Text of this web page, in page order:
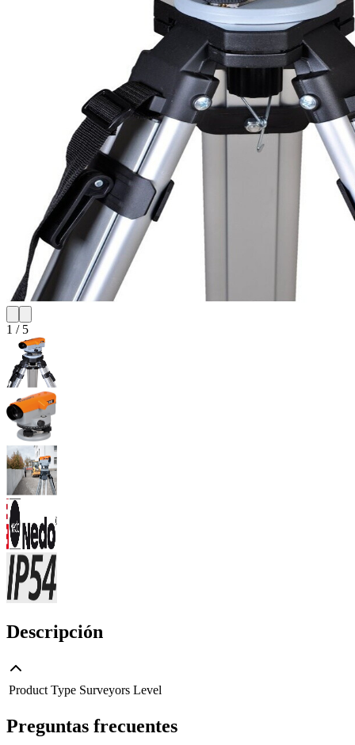
1 / 5
Descripción
Product Type Surveyors Level
Preguntas frecuentes